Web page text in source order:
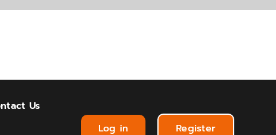
Us
Log in Register